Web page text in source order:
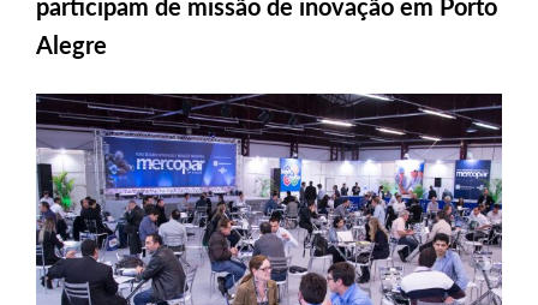
participam de missão de inovação em Porto
Alegre